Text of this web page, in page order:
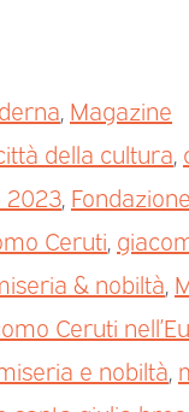
, Magazine
della cultura,
2023,
Ceruti,
& nobiltà,
Ceruti
e nobiltà,